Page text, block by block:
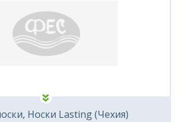
Носки Lasting (Чехия)